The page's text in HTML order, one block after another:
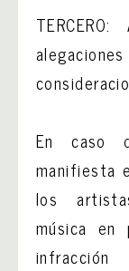
En caso
manifiesta
los
música en